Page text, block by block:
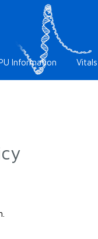
Information